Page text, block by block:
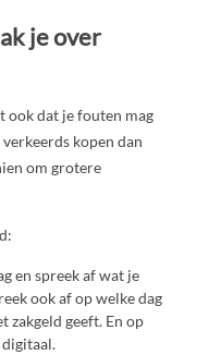
je over
ook dat je fouten mag
kopen dan
om grotere
en spreek af wat je
ook af op welke dag
zakgeld geeft. En op